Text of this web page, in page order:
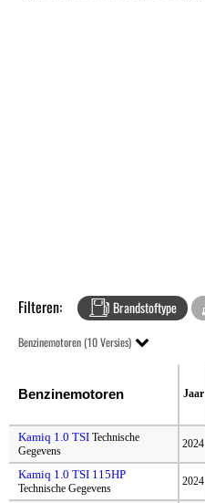
Filteren: Brandstoftype
Benzinemotoren (10 Versies)
Benzinemotoren Jaar
Kamiq 1.0 TSI Technische
Gegevens
2024
Kamiq 1.0 TSI 115HP
Technische Gegevens
2024